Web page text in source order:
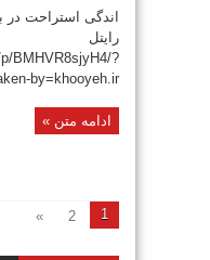
اندگی استراحت
رایتل
BMHVR8sjyH4/?
by=khooyeh.ir
ادامه متن »
1
2
»